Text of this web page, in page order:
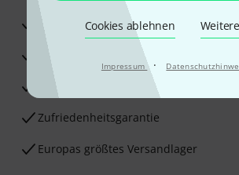
Cookies ablehnen
Impressum ·
30 Tage Money-Back-Garantie
Beratung durch Fachexperten
Zufriedenheitsgarantie
Europas größtes Versandlager